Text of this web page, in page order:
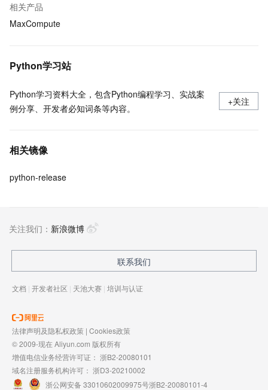
相关产品
MaxCompute
Python学习站
Python学习资料大全，包含Python编程学习、实战案
例分享、开发者必知词条等内容。
+关注
相关镜像
python-release
关注我们： 新浪微博
联系我们
文档 | 开发者社区 | 天池大赛 | 培训与认证
法律声明及隐私权政策 | Cookies政策
© 2009-现在 Aliyun.com 版权所有
增值电信业务经营许可证： 浙B2-20080101
域名注册服务机构许可： 浙D3-20210002
浙公网安备 33010602009975号浙B2-20080101-4